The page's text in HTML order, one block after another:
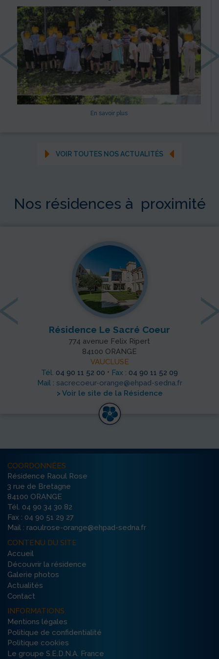
En savoir plus
VOIR TOUTES NOS ACTUALITÉS
Nos résidences à proximité
Résidence Le Sacré Coeur
774 avenue Felix Ripert
84100 ORANGE
VAUCLUSE
Tél. 04 90 11 52 00 • Fax : 04 90 11 52 09
Mail : sacrecoeur-orange@ehpad-sedna.fr
> Voir le site de la Résidence
COORDONNÉES
Résidence Raoul Rose
3 rue de Bretagne
84100 ORANGE
Tél. 04 90 34 30 82
Fax : 04 90 51 29 27
Mail : raoulrose-orange@ehpad-sedna.fr
CONTENU DU SITE
Accueil
Découvrir la résidence
Galerie photos
Actualités
Contact
INFORMATIONS
Mentions légales
Politique de confidentialité
Politique cookies
Le groupe S.E.D.N.A. France